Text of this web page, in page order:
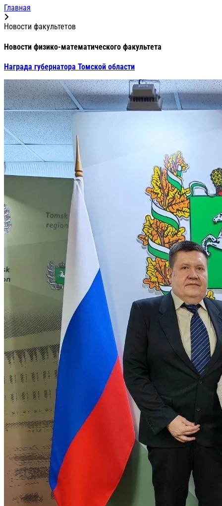
Главная
Новости факультетов
Новости физико-математического факультета
Награда губернатора Томской области